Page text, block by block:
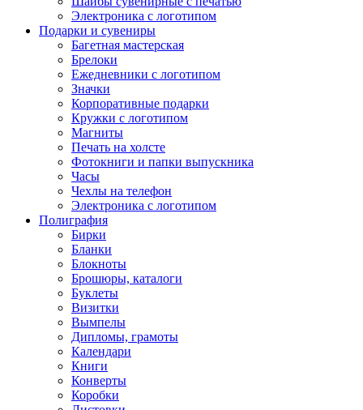
Электроника с логотипом
Подарки и сувениры
Багетная мастерская
Брелоки
Ежедневники с логотипом
Значки
Корпоративные подарки
Кружки с логотипом
Магниты
Печать на холсте
Фотокниги и папки выпускника
Часы
Чехлы на телефон
Электроника с логотипом
Полиграфия
Бирки
Бланки
Блокноты
Брошюры, каталоги
Буклеты
Визитки
Вымпелы
Дипломы, грамоты
Календари
Книги
Конверты
Коробки